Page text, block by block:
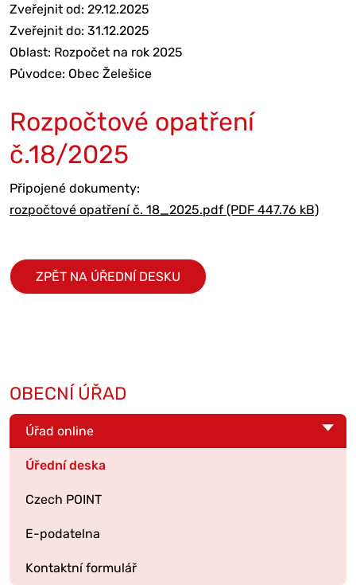
Zveřejnit od: 29.12.2025
Zveřejnit do: 31.12.2025
Oblast: Rozpočet na rok 2025
Původce: Obec Želešice
Rozpočtové opatření
č.18/2025
Připojené dokumenty:
rozpočtové opatření č. 18_2025.pdf (PDF 447.76 kB)
ZPĚT NA ÚŘEDNÍ DESKU
OBECNÍ ÚŘAD
Úřad online
Úřední deska
Czech POINT
E-podatelna
Kontaktní formulář